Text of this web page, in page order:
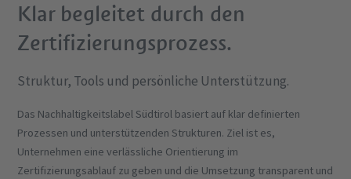
Klar begleitet durch den
Zertifizierungsprozess.
Struktur, Tools und persönliche Unterstützung.
Das Nachhaltigkeitslabel Südtirol basiert auf klar definierten
Prozessen und unterstützenden Strukturen. Ziel ist es,
Unternehmen eine verlässliche Orientierung im
Zertifizierungsablauf zu geben und die Umsetzung transparent und